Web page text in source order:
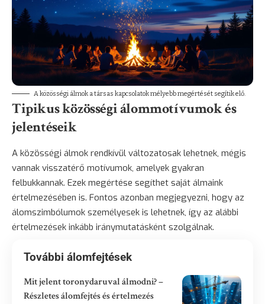
A közösségi álmok a társas kapcsolatok mélyebb megértését segítik elő.
Tipikus közösségi álommotívumok és
jelentéseik
A közösségi álmok rendkívül változatosak lehetnek, mégis
vannak visszatérő motívumok, amelyek gyakran
felbukkannak. Ezek megértése segíthet saját álmaink
értelmezésében is. Fontos azonban megjegyezni, hogy az
álomszimbólumok személyesek is lehetnek, így az alábbi
értelmezések inkább iránymutatásként szolgálnak.
További álomfejtések
Mit jelent toronydaruval álmodni? –
Részletes álomfejtés és értelmezés